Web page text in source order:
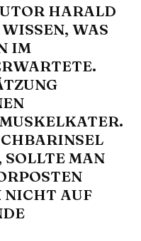
HARALD
WAS
IM
MAN
NICHT AUF